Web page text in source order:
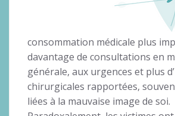
consommation médicale plus
davantage de consultations en
générale, aux urgences et plus
chirurgicales rapportées,
liées à la mauvaise image de soi.